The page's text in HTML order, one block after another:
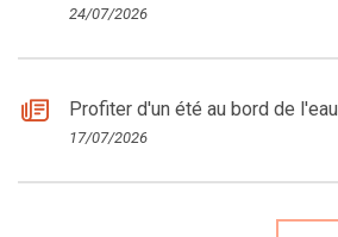
24/07/2026
Profiter d'un été au bord de l'eau
17/07/2026